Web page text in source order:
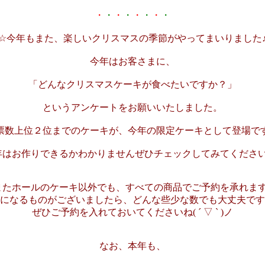
・ ・ ・ ・ ・ ・ ・ ・
今年もまた、楽しいクリスマスの季節がやってまいりました
今年はお客さまに、
「どんなクリスマスケーキが食べたいですか？」
というアンケートをお願いいたしました。
数上位２位までのケーキが、今年の限定ケーキとして登場で
はお作りできるかわかりませんぜひチェックしてみてくださ
たホールのケーキ以外でも、すべての商品でご予約を承れま
なるものがございましたら、どんな些少な数でも大丈夫です
ぜひご予約を入れておいてくださいね( ´ ▽ ` )ノ
なお、本年も、